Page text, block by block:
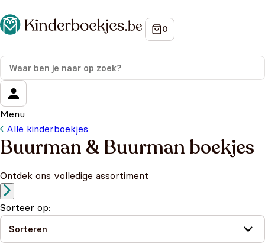
Menu
Alle kinderboekjes
Buurman & Buurman boekjes
Ontdek ons volledige assortiment
Sorteer op: